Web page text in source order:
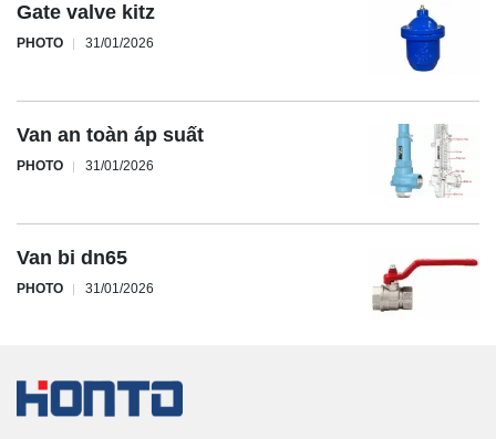
Gate valve kitz
PHOTO 31/01/2026
Van an toàn áp suất
PHOTO 31/01/2026
Van bi dn65
PHOTO 31/01/2026